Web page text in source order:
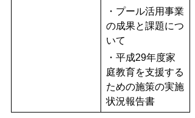
・プール活用事業
の成果と課題につ
いて
・平成29年度家
庭教育を支援する
ための施策の実施
状況報告書